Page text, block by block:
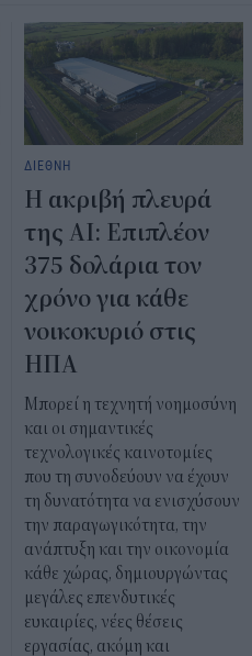
ΔΙΕΘΝΗ
Η ακριβή πλευρά
της AI: Επιπλέον
375 δολάρια τον
χρόνο για κάθε
νοικοκυριό στις
ΗΠΑ
Μπορεί η τεχνητή νοημοσύνη
και οι σημαντικές
τεχνολογικές καινοτομίες
που τη συνοδεύουν να έχουν
τη δυνατότητα να ενισχύσουν
την παραγωγικότητα, την
ανάπτυξη και την οικονομία
κάθε χώρας, δημιουργώντας
μεγάλες επενδυτικές
ευκαιρίες, νέες θέσεις
εργασίας, ακόμη και